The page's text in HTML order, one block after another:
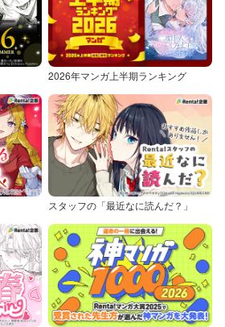
2026年マンガ上半期ランキング
スタッフの「最近なに読んだ？」